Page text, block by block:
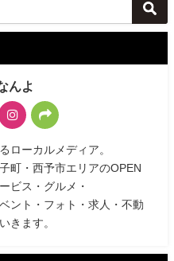
んよ
ローカルメディア。
町・西予市エリアのOPEN
ビス・グルメ・
ント・フォト・求人・不動
きます。